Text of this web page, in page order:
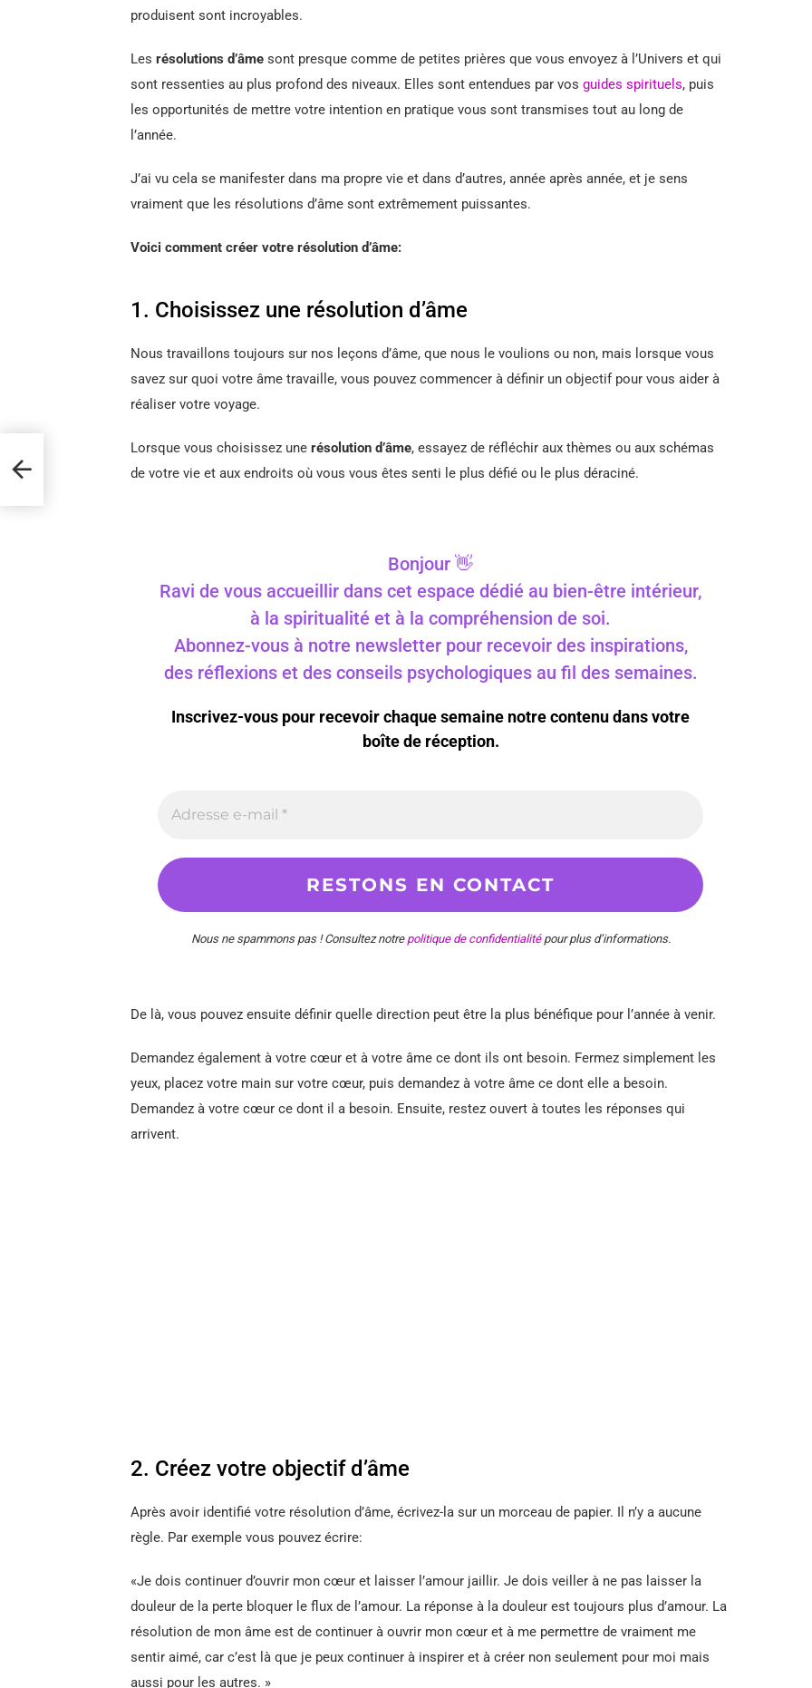
produisent sont incroyables.
Les résolutions d’âme sont presque comme de petites prières que vous envoyez à l’Univers et qui
sont ressenties au plus profond des niveaux. Elles sont entendues par vos guides spirituels, puis
les opportunités de mettre votre intention en pratique vous sont transmises tout au long de
l’année.
J’ai vu cela se manifester dans ma propre vie et dans d’autres, année après année, et je sens
vraiment que les résolutions d’âme sont extrêmement puissantes.
Voici comment créer votre résolution d’âme:
1. Choisissez une résolution d’âme
Nous travaillons toujours sur nos leçons d’âme, que nous le voulions ou non, mais lorsque vous
savez sur quoi votre âme travaille, vous pouvez commencer à définir un objectif pour vous aider à
réaliser votre voyage.
Lorsque vous choisissez une résolution d’âme, essayez de réfléchir aux thèmes ou aux schémas
de votre vie et aux endroits où vous vous êtes senti le plus défié ou le plus déraciné.
Bonjour 👋
Ravi de vous accueillir dans cet espace dédié au bien-être intérieur,
à la spiritualité et à la compréhension de soi.
Abonnez-vous à notre newsletter pour recevoir des inspirations,
des réflexions et des conseils psychologiques au fil des semaines.
Inscrivez-vous pour recevoir chaque semaine notre contenu dans votre
boîte de réception.
Nous ne spammons pas ! Consultez notre politique de confidentialitépour plus d’informations.
De là, vous pouvez ensuite définir quelle direction peut être la plus bénéfique pour l’année à venir.
Demandez également à votre cœur et à votre âme ce dont ils ont besoin. Fermez simplement les
yeux, placez votre main sur votre cœur, puis demandez à votre âme ce dont elle a besoin.
Demandez à votre cœur ce dont il a besoin. Ensuite, restez ouvert à toutes les réponses qui
arrivent.
2. Créez votre objectif d’âme
Après avoir identifié votre résolution d’âme, écrivez-la sur un morceau de papier. Il n’y a aucune
règle. Par exemple vous pouvez écrire:
«Je dois continuer d’ouvrir mon cœur et laisser l’amour jaillir. Je dois veiller à ne pas laisser la
douleur de la perte bloquer le flux de l’amour. La réponse à la douleur est toujours plus d’amour. La
résolution de mon âme est de continuer à ouvrir mon cœur et à me permettre de vraiment me
sentir aimé, car c’est là que je peux continuer à inspirer et à créer non seulement pour moi mais
aussi pour les autres. »